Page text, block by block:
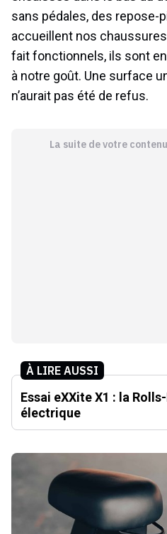
sans pédales, des repose-
accueillent nos
fait fonctionnels, ils sont
à notre goût. Une surface
n’aurait pas été de refus.
La suite de votre
À LIRE AUSSI
Essai eXXite X1 : la
électrique